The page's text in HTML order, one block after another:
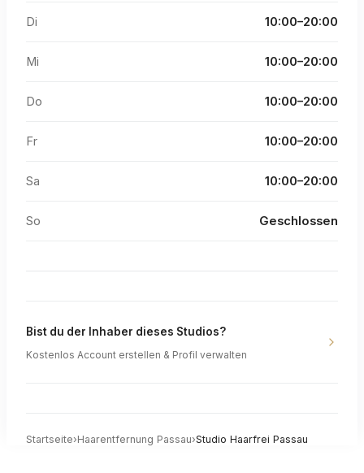
Di 10:00–20:00
Mi 10:00–20:00
Do 10:00–20:00
Fr 10:00–20:00
Sa 10:00–20:00
So Geschlossen
Bist du der Inhaber dieses Studios?
Kostenlos Account erstellen & Profil verwalten
Startseite›Haarentfernung Passau›Studio Haarfrei Passau